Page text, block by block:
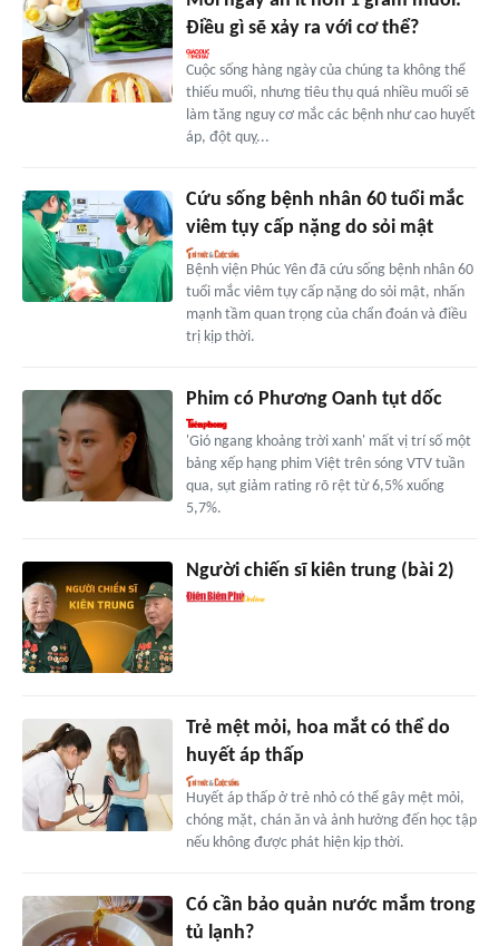
Điều gì sẽ xảy ra với cơ thể?
Cuộc sống hàng ngày của chúng ta không thể
thiếu muối, nhưng tiêu thụ quá nhiều muối sẽ
làm tăng nguy cơ mắc các bệnh như cao huyết
áp, đột quỵ...
Cứu sống bệnh nhân 60 tuổi mắc
viêm tụy cấp nặng do sỏi mật
Bệnh viện Phúc Yên đã cứu sống bệnh nhân 60
tuổi mắc viêm tụy cấp nặng do sỏi mật, nhấn
mạnh tầm quan trọng của chẩn đoán và điều
trị kịp thời.
Phim có Phương Oanh tụt dốc
'Gió ngang khoảng trời xanh' mất vị trí số một
bảng xếp hạng phim Việt trên sóng VTV tuần
qua, sụt giảm rating rõ rệt từ 6,5% xuống
5,7%.
Người chiến sĩ kiên trung (bài 2)
Trẻ mệt mỏi, hoa mắt có thể do
huyết áp thấp
Huyết áp thấp ở trẻ nhỏ có thể gây mệt mỏi,
chóng mặt, chán ăn và ảnh hưởng đến học tập
nếu không được phát hiện kịp thời.
Có cần bảo quản nước mắm trong
tủ lạnh?